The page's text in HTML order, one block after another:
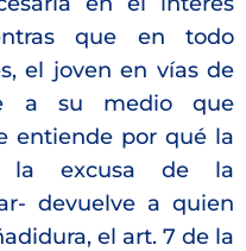
que en todo
el joven en vías de
a su medio que
entiende por qué la
la excusa de la
devuelve a quien
el art. 7 de la